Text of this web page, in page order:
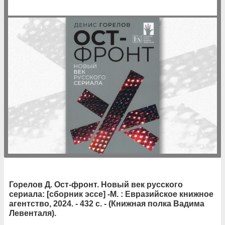
Горелов Д. Ост-фронт. Новый век русского
сериала: [сборник эссе] -М. : Евразийское книжное
агентство, 2024. - 432 с. - (Книжная полка Вадима
Левенталя).